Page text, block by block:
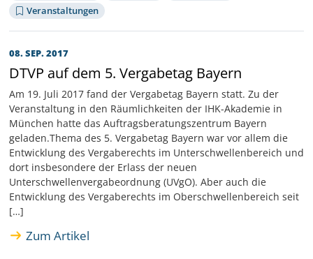
Veranstaltungen
08. SEP. 2017
DTVP auf dem 5. Vergabetag Bayern
Am 19. Juli 2017 fand der Vergabetag Bayern statt. Zu der
Veranstaltung in den Räumlichkeiten der IHK-Akademie in
München hatte das Auftragsberatungszentrum Bayern
geladen.Thema des 5. Vergabetag Bayern war vor allem die
Entwicklung des Vergaberechts im Unterschwellenbereich und
dort insbesondere der Erlass der neuen
Unterschwellenvergabeordnung (UVgO). Aber auch die
Entwicklung des Vergaberechts im Oberschwellenbereich seit
[…]
Zum Artikel